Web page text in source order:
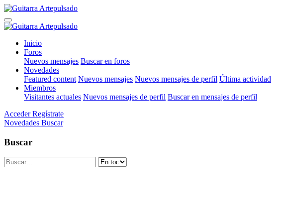
Inicio
Foros
Nuevos mensajes Buscar en foros
Novedades
Featured content Nuevos mensajes Nuevos mensajes de perfil Última actividad
Miembros
Visitantes actuales Nuevos mensajes de perfil Buscar en mensajes de perfil
Acceder Regístrate
Novedades Buscar
Buscar